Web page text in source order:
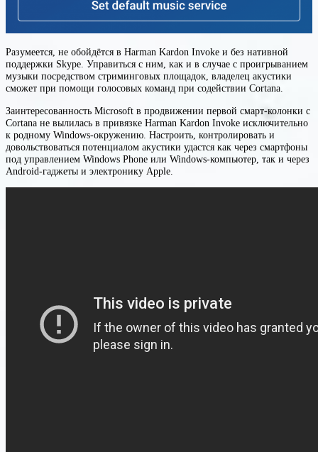
Разумеется, не обойдётся в Harman Kardon Invoke и без нативной
поддержки Skype. Управиться с ним, как и в случае с проигрыванием
музыки посредством стриминговых площадок, владелец акустики
сможет при помощи голосовых команд при содействии Cortana.
Заинтересованность Microsoft в продвижении первой смарт-колонки с
Cortana не вылилась в привязке Harman Kardon Invoke исключительно
к родному Windows-окружению. Настроить, контролировать и
довольствоваться потенциалом акустики удастся как через смартфоны
под управлением Windows Phone или Windows-компьютер, так и через
Android-гаджеты и электронику Apple.